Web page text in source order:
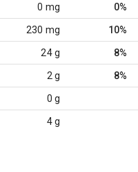
0 mg 0%
230 mg 10%
24 g 8%
2 g 8%
0 g
4 g